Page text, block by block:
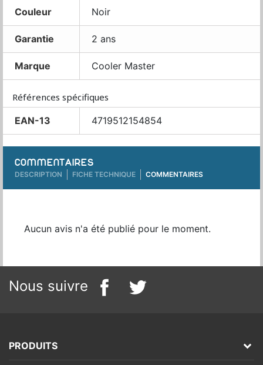
Couleur Noir
Garantie 2 ans
Marque Cooler Master
Références spécifiques
EAN-13
4719512154854
COMMENTAIRES
DESCRIPTION FICHE TECHNIQUE COMMENTAIRES
Aucun avis n'a été publié pour le moment.
Nous suivre
PRODUITS